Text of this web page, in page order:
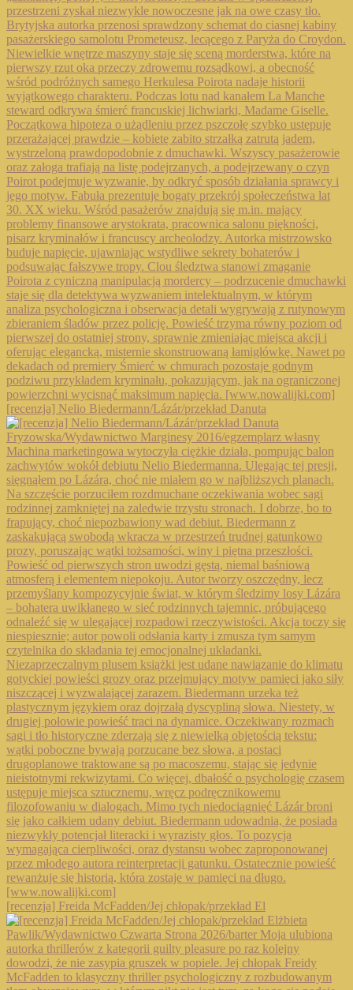
[recenzja] Nelio Biedermann/Lázár/przekład Danuta
[recenzja] Freida McFadden/Jej chłopak/przekład El